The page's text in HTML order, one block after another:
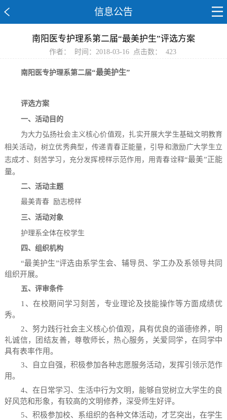
信息公告
南阳医专护理系第二届“最美护生”评选方案
作者： 时间：2018-03-16 点击数： 423
南阳医专护理系第二届“最美护生”
评选方案
一、活动目的
为大力弘扬社会主义核心价值观，扎实开展大学生基础文明教育
相关活动，树立优秀典型，传递青春正能量，引导和激励广大学生立
志成才、刻苦学习，充分发挥榜样示范作用，用青春诠释“最美”正能
量。
二、活动主题
最美青春 励志榜样
三、活动对象
护理系全体在校学生
四、组织机构
“最美护生”评选由系学生会、辅导员、学工办及系领导共同
组织开展。
五、评审条件
1、在校期间学习刻苦，专业理论及技能操作等方面成绩优
秀。
2、努力践行社会主义核心价值观，具有优良的道德修养，明
礼诚信，团结友善，尊敬师长，热心服务，关爱同学，在同学中
具有表率作用。
3、自立自强，积极参加各种志愿服务活动，发挥引领示范作
用。
4、在日常学习、生活中行为文明，能够自觉树立大学生的良
好风范和形象，有较高的文明修养，深受师生好评。
5、积极参加校、系组织的各种文体活动，才艺突出，在学生